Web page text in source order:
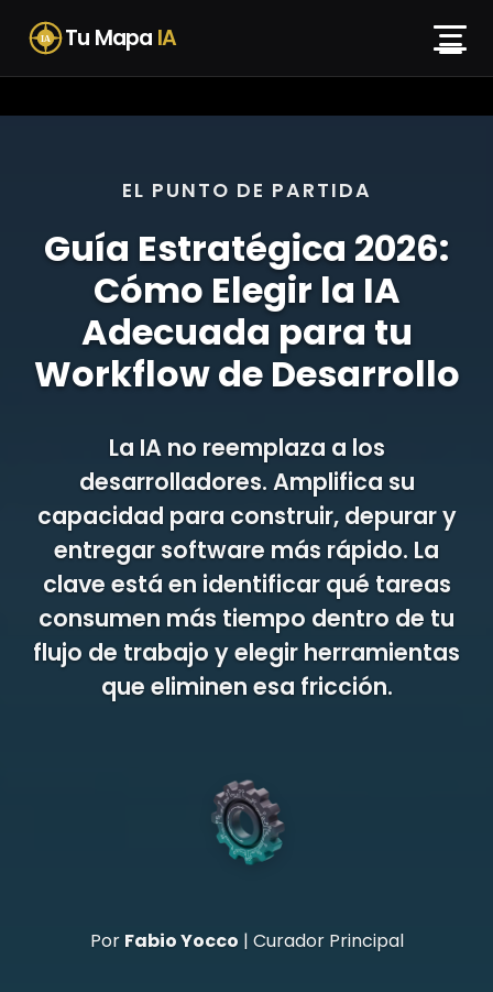
IA Tu Mapa IA
EL PUNTO DE PARTIDA
Guía Estratégica 2026:
Cómo Elegir la IA
Adecuada para tu
Workflow de Desarrollo
La IA no reemplaza a los
desarrolladores. Amplifica su
capacidad para construir, depurar y
entregar software más rápido. La
clave está en identificar qué tareas
consumen más tiempo dentro de tu
flujo de trabajo y elegir herramientas
que eliminen esa fricción.
Por Fabio Yocco | Curador Principal